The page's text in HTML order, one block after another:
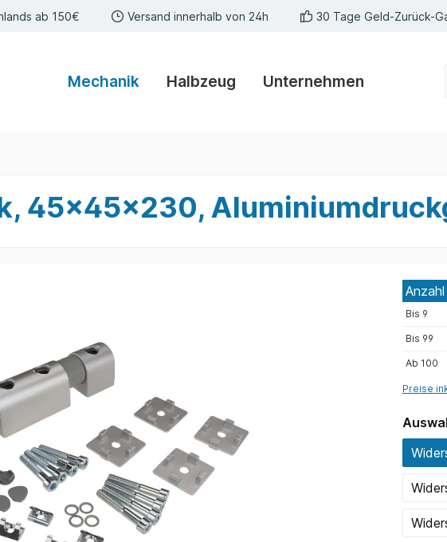
ab 150€ Versand innerhalb von 24h 30 Tage Geld-Zurück-
Mechanik Halbzeug Unternehmen
45x45x230,
Anzahl
Bis 9
Bis 99
Ab 100
Preise